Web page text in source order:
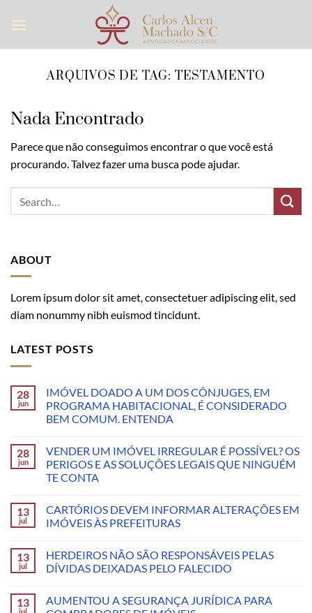
ARQUIVOS DE TAG: TESTAMENTO
Nada Encontrado
Parece que não conseguimos encontrar o que você está
procurando. Talvez fazer uma busca pode ajudar.
ABOUT
Lorem ipsum dolor sit amet, consectetuer adipiscing elit, sed
diam nonummy nibh euismod tincidunt.
LATEST POSTS
28
jun
IMÓVEL DOADO A UM DOS CÔNJUGES, EM
PROGRAMA HABITACIONAL, É CONSIDERADO
BEM COMUM. ENTENDA
28
jun
VENDER UM IMÓVEL IRREGULAR É POSSÍVEL? OS
PERIGOS E AS SOLUÇÕES LEGAIS QUE NINGUÉM
TE CONTA
13
jul
CARTÓRIOS DEVEM INFORMAR ALTERAÇÕES EM
IMÓVEIS ÀS PREFEITURAS
13
jul
HERDEIROS NÃO SÃO RESPONSÁVEIS PELAS
DÍVIDAS DEIXADAS PELO FALECIDO
13
AUMENTOU A SEGURANÇA JURÍDICA PARA